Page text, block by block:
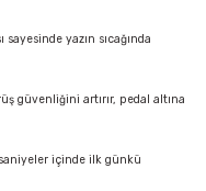
sayesinde yazın sıcağında
güvenliğini artırır, pedal altına
içinde ilk günkü